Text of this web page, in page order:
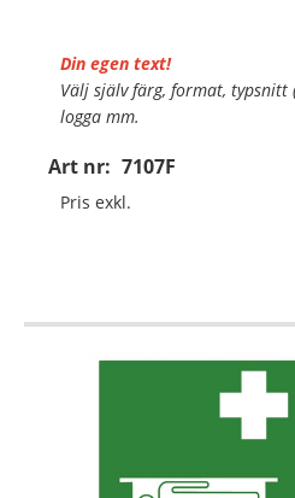
Art nr: 7107F
Din egen text!
Välj själv färg, format, typsnitt
logga mm.
Material:Självhäftande folie
Mått:74x105mm (eller
Pris exkl.